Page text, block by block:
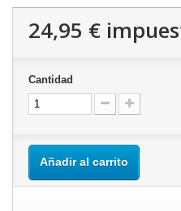
24,95 €
Cantidad
Añadir al carrito